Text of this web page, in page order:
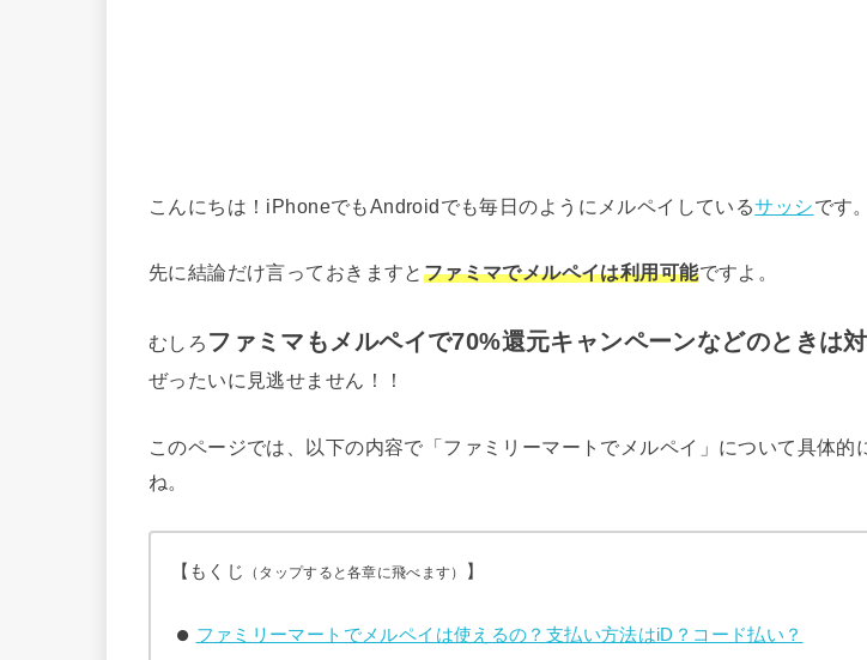
こんにちは！iPhoneでもAndroidでも毎日のようにメルペイしているサッシです。
先に結論だけ言っておきますと ファミマでメルペイは利用可能ですよ。
むしろ ファミマもメルペイで70%還元キャンペーンなどのときは
ぜったいに見逃せません！！
このページでは、以下の内容で「ファミリーマートでメルペイ」について具体的
ね。
【もくじ （タップすると各章に飛べます） 】
ファミリーマートでメルペイは使えるの？支払い方法はiD？コード払い？